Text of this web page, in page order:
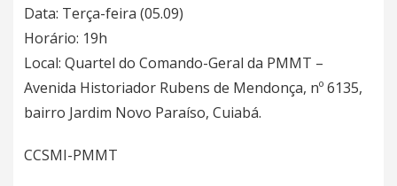
Data: Terça-feira (05.09)
Horário: 19h
Local: Quartel do Comando-Geral da PMMT –
Avenida Historiador Rubens de Mendonça, nº 6135,
bairro Jardim Novo Paraíso, Cuiabá.
CCSMI-PMMT